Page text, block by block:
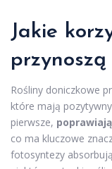
Jakie
Rośliny doniczkowe
które mają
pierwsze,
co ma kluczowe
fotosyntezy